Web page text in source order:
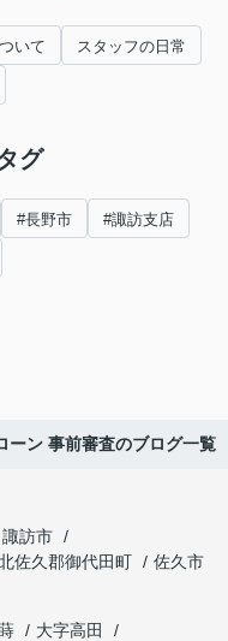
いて スタッフの日常
グ
#長野市 #諏訪支店
ーン 事前審査のブログ一覧
諏訪市
佐久郡御代田町
佐久市
大字高田